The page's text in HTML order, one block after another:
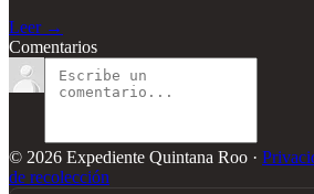
Leer →
Comentarios
© 2026 Expediente Quintana Roo ·
de recolección